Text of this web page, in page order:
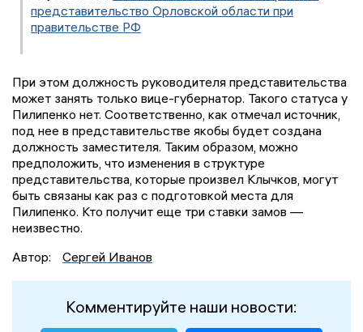
представительство Орловской области при
правительстве РФ
При этом должность руководителя представительства
может занять только вице-губернатор. Такого статуса у
Пилипенко нет. Соответственно, как отмечал источник,
под нее в представительстве якобы будет создана
должность заместителя. Таким образом, можно
предположить, что изменения в структуре
представительства, которые произвел Клычков, могут
быть связаны как раз с подготовкой места для
Пилипенко. Кто получит еще три ставки замов —
неизвестно.
Автор:
Сергей Иванов
Комментируйте наши новости: